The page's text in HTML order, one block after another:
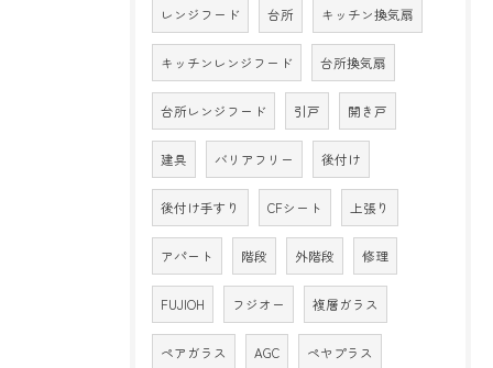
レンジフード 台所 キッチン換気扇
キッチンレンジフード 台所換気扇
台所レンジフード 引戸 開き戸
建具 バリアフリー 後付け
後付け手すり CFシート 上張り
アパート 階段 外階段 修理
FUJIOH フジオー 複層ガラス
ペアガラス AGC ペヤプラス